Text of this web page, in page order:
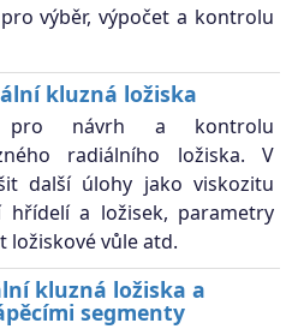
výběr, výpočet a kontrolu
kluzná ložiska
návrh a kontrolu
radiálního ložiska. V
další úlohy jako viskozitu
hřídelí a ložisek, parametry
ložiskové vůle atd.
kluzná ložiska a
segmenty